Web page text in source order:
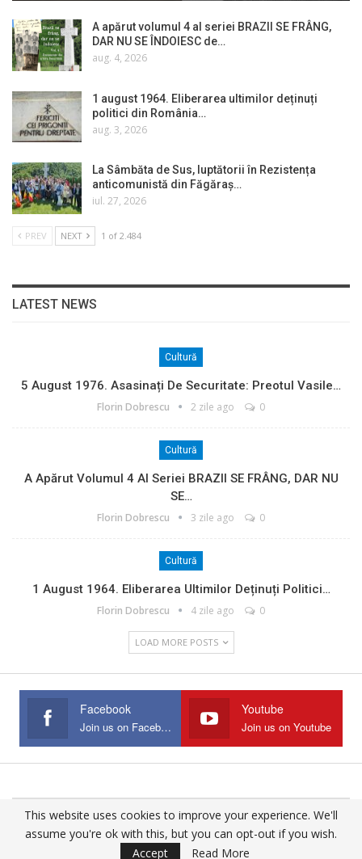
A apărut volumul 4 al seriei BRAZII SE FRÂNG,
DAR NU SE ÎNDOIESC de…
aug. 4, 2026
1 august 1964. Eliberarea ultimilor deținuți
politici din România…
aug. 3, 2026
La Sâmbăta de Sus, luptătorii în Rezistența
anticomunistă din Făgăraș…
iul. 27, 2026
PREV NEXT 1 of 2.484
LATEST NEWS
Cultură
5 August 1976. Asasinați De Securitate: Preotul Vasile…
Florin Dobrescu 2 zile ago 0
Cultură
A Apărut Volumul 4 Al Seriei BRAZII SE FRÂNG, DAR NU
SE…
Florin Dobrescu 3 zile ago 0
Cultură
1 August 1964. Eliberarea Ultimilor Deținuți Politici…
Florin Dobrescu 4 zile ago 0
LOAD MORE POSTS
Facebook
Join us on Facebook
Youtube
Join us on Youtube
© 2025 - All Rights Reserved.
Website Design:
This website uses cookies to improve your experience. We'll
assume you're ok with this, but you can opt-out if you wish.
Accept
Read More